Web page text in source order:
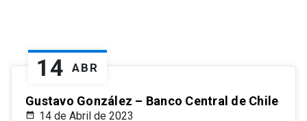
14 ABR
Gustavo González – Banco Central de Chile
14 de Abril de 2023